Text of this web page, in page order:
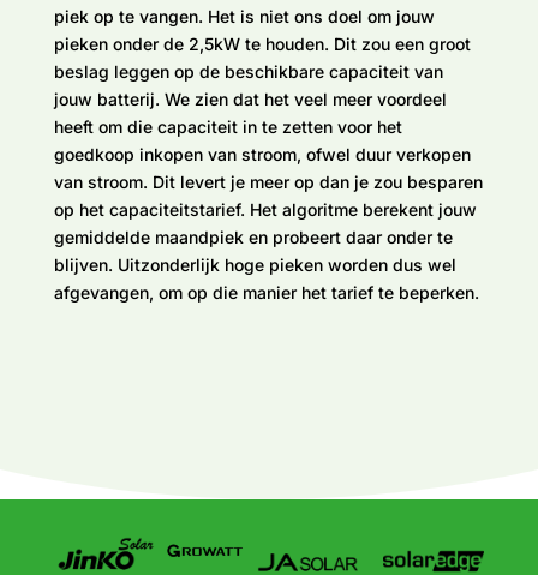
piek op te vangen. Het is niet ons doel om jouw
pieken onder de 2,5kW te houden. Dit zou een groot
beslag leggen op de beschikbare capaciteit van
jouw batterij. We zien dat het veel meer voordeel
heeft om die capaciteit in te zetten voor het
goedkoop inkopen van stroom, ofwel duur verkopen
van stroom. Dit levert je meer op dan je zou besparen
op het capaciteitstarief. Het algoritme berekent jouw
gemiddelde maandpiek en probeert daar onder te
blijven. Uitzonderlijk hoge pieken worden dus wel
afgevangen, om op die manier het tarief te beperken.